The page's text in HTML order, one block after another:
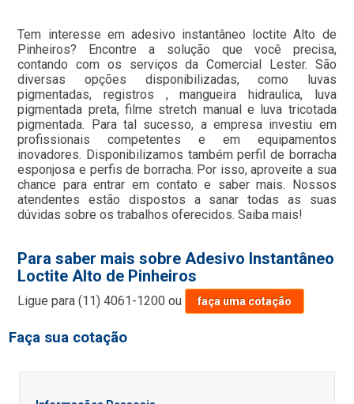
Tem interesse em adesivo instantâneo loctite Alto de
Pinheiros? Encontre a solução que você precisa,
contando com os serviços da Comercial Lester. São
diversas opções disponibilizadas, como luvas
pigmentadas, registros , mangueira hidraulica, luva
pigmentada preta, filme stretch manual e luva tricotada
pigmentada. Para tal sucesso, a empresa investiu em
profissionais competentes e em equipamentos
inovadores. Disponibilizamos também perfil de borracha
esponjosa e perfis de borracha. Por isso, aproveite a sua
chance para entrar em contato e saber mais. Nossos
atendentes estão dispostos a sanar todas as suas
dúvidas sobre os trabalhos oferecidos. Saiba mais!
Para saber mais sobre Adesivo Instantâneo
Loctite Alto de Pinheiros
Ligue para(11) 4061-1200 ou faça uma cotação
Faça sua cotação